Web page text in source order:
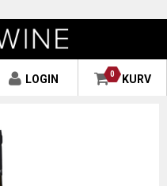
0 KURV
LOGIN